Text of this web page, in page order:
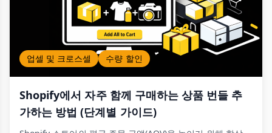
업셀 및 크로스셀 수량 할인
Shopify에서 자주 함께 구매하는 상품 번들 추
가하는 방법 (단계별 가이드)